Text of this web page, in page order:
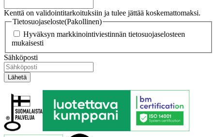
Kenttä on validointitarkoituksiin ja tulee jättää koskemattomaksi.
Tietosuojaseloste(Pakollinen)
Hyväksyn markkinointiviestinnän tietosuojaselosteen
mukaisesti
Sähköposti